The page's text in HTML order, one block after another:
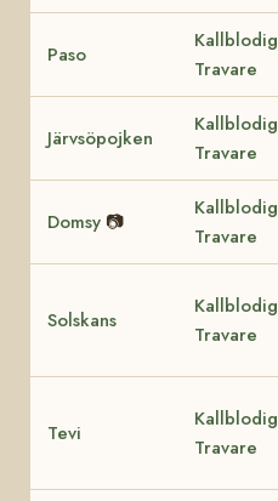
Paso
Kallblodig
Travare
Järvsöpojken
Kallblodig
Travare
Domsy 📷
Kallblodig
Travare
Solskans
Kallblodig
Travare
Tevi
Kallblodig
Travare